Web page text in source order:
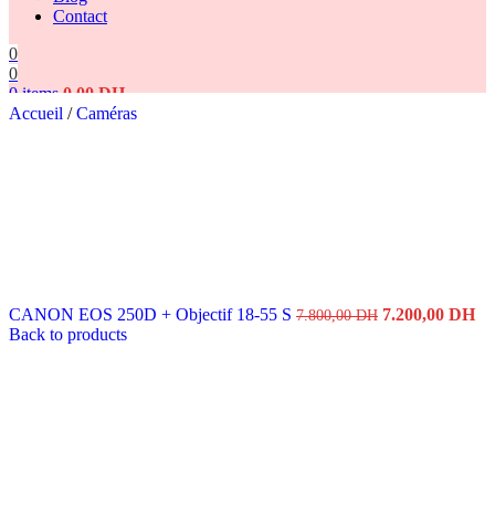
Contact
0
0
0items 0,00DH
Accueil / Caméras
CANON EOS 250D + Objectif 18-55 S 7.800,00DH Le
7.200,00 DHLe
Back to products